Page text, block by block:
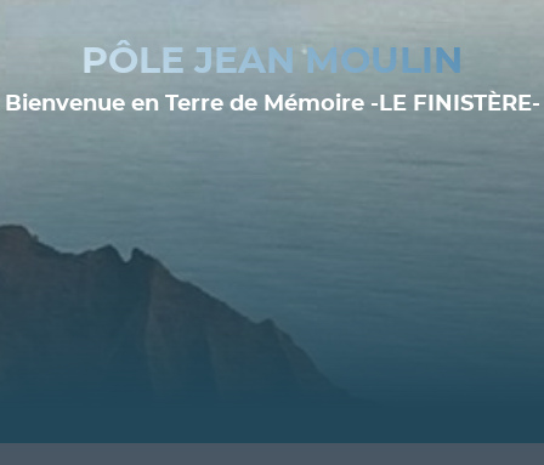
PÔLE JEAN MOULIN
Bienvenue en Terre de Mémoire -LE FINISTÈRE-